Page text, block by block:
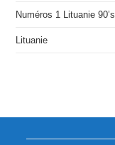
Numéros 1 Lituanie 90’s
Lituanie